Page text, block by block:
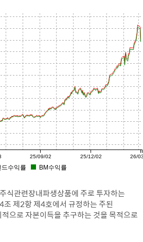
25/09/02 25/12/02 26/
드수익률 BM수익률
식관련장내파생상품에 주로 투자하는
제2항 제4호에서 규정하는 주된
으로 자본이득을 추구하는 것을 목적으로